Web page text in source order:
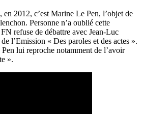
2012, c’est Marine Le Pen, l’objet de
Personne n’a oublié cette
refuse de débattre avec Jean-Luc
l’Emission « Des paroles et des actes ».
lui reproche notamment de l’avoir
».